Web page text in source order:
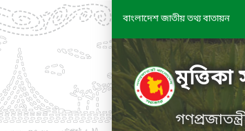
বাংলাদেশ জাতীয় তথ্য বাতায়ন